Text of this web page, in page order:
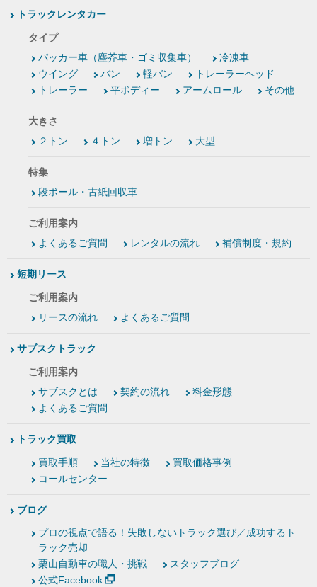
トラックレンタカー
タイプ
パッカー車（塵芥車・ゴミ収集車）
冷凍車
ウイング
バン 軽バン
トレーラーヘッド
トレーラー
平ボディー アームロール その他
大きさ
２トン
４トン 増トン 大型
特集
段ボール・古紙回収車
ご利用案内
よくあるご質問
レンタルの流れ 補償制度・規約
短期リース
ご利用案内
リースの流れ
よくあるご質問
サブスクトラック
ご利用案内
サブスクとは
契約の流れ
料金形態
よくあるご質問
トラック買取
買取手順 当社の特徴
買取価格事例
コールセンター
ブログ
プロの視点で語る！失敗しないトラック選び／成功するト
ラック売却
栗山自動車の職人・挑戦
スタッフブログ
公式Facebook